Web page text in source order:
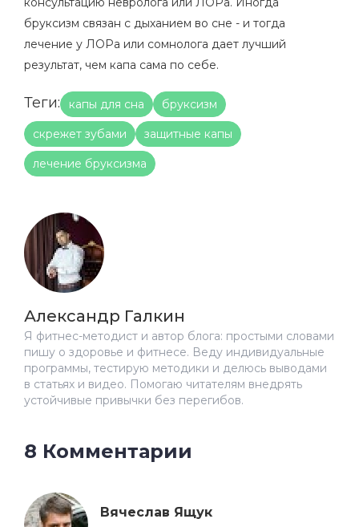
бруксизм связан с дыханием во сне - и тогда
лечение у ЛОРа или сомнолога дает лучший
результат, чем капа сама по себе.
Теги: капы для сна бруксизм
скрежет зубами защитные капы
лечение бруксизма
Александр Галкин
Я фитнес-методист и автор блога: простыми словами
пишу о здоровье и фитнесе. Веду индивидуальные
программы, тестирую методики и делюсь выводами
в статьях и видео. Помогаю читателям внедрять
устойчивые привычки без перегибов.
8 Комментарии
Вячеслав Ящук